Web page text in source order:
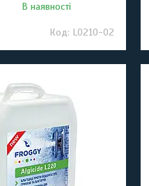
В наявності
L0210-02